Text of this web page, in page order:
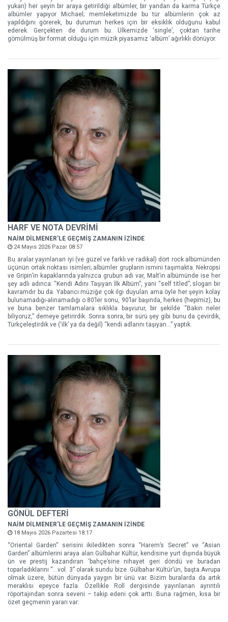
yukarı) her şeyin bir araya getirildiği albümler, bir yandan da karma Türkçe
albümler yapıyor Michael; memleketimizde bu tür albümlerin çok az
yapıldığını görerek, bu durumun herkes için bir eksiklik olduğunu kabul
ederek. Gerçekten de durum bu. Ülkemizde ‘single’, çoktan tarihe
gömülmüş bir format olduğu için müzik piyasamız ‘albüm’ ağırlıklı dönüyor.
HARF VE NOTA DEVRİMİ
NAİM DİLMENER'LE GEÇMİŞ ZAMANIN İZİNDE
24 Mayıs 2026 Pazar 08:57
Bu aralar yayınlanan iyi (ve güzel ve farklı ve radikal) dört rock albümünden
üçünün ortak noktası isimleri; albümler grupların ismini taşımakta. Nekropsi
ve Gripin’in kapaklarında yalnızca grubun adı var, Malt’ın albümünde ise her
şey adlı adınca: “Kendi Adını Taşıyan İlk Albüm”, yani “self titled”; slogan bir
kavramdır bu da. Yabancı müziğe çok ilgi duyulan ama öyle her şeyin kolay
bulunamadığı-alınamadığı o 80’ler sonu, 90’lar başında, herkes (hepimiz), bu
ve buna benzer tamlamalara sıklıkla başvurur, bir şekilde “Bakın neler
biliyoruz,” demeye getirirdik. Sonra sonra, bir sürü şey gibi bunu da çevirdik,
Türkçeleştirdik ve (‘ilk’ ya da değil) “kendi adlarını taşıyan…” yaptık.
GÖNÜL DEFTERİ
NAİM DİLMENER'LE GEÇMİŞ ZAMANIN İZİNDE
18 Mayıs 2026 Pazartesi 18:17
“Oriental Garden” serisini ikiledikten sonra “Harem’s Secret” ve “Asian
Garden” albümlerini araya alan Gülbahar Kültür, kendisine yurt dışında büyük
ün ve prestij kazandıran ‘bahçe’sine nihayet geri döndü ve buradan
toparladıklarını “…vol. 3” olarak sundu bize. Gülbahar Kültür’ün, başta Avrupa
olmak üzere, bütün dünyada yaygın bir ünü var. Bizim buralarda da artık
meraklısı epeyce fazla. Özellikle Roll dergisinde yayınlanan ayrıntılı
röportajından sonra seveni – takip edeni çok arttı. Buna rağmen, kısa bir
özet geçmenin yararı var: